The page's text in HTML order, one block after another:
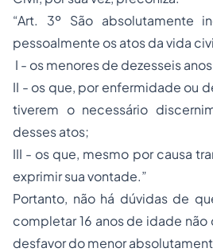
“Art. 3º São absolutamente
pessoalmente os atos da vida
I - os menores de dezesseis
II - os que, por enfermidade ou
tiverem o necessário
desses atos;
III - os que, mesmo por causa
exprimir sua vontade.”
Portanto, não há dúvidas de
completar 16 anos de idade
desfavor do menor